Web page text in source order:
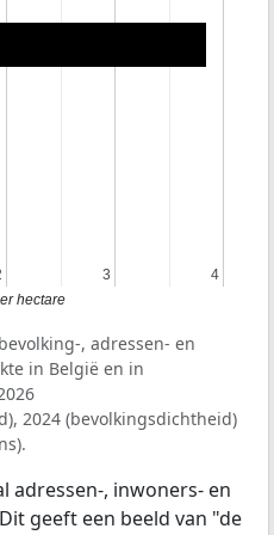
3
3 4
4
hectare
, adressen- en
in België en in
2024 (bevolkingsdichtheid)
adressen-, inwoners- en
geeft een beeld van "de